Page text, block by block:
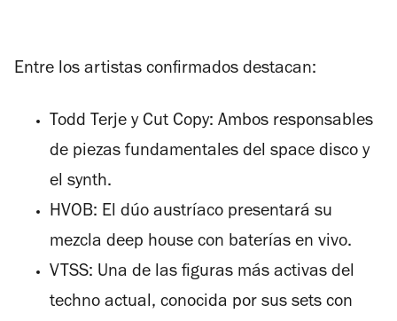
Entre los artistas confirmados destacan:
Todd Terje y Cut Copy: Ambos responsables
de piezas fundamentales del space disco y
el synth.
HVOB: El dúo austríaco presentará su
mezcla deep house con baterías en vivo.
VTSS: Una de las figuras más activas del
techno actual, conocida por sus sets con